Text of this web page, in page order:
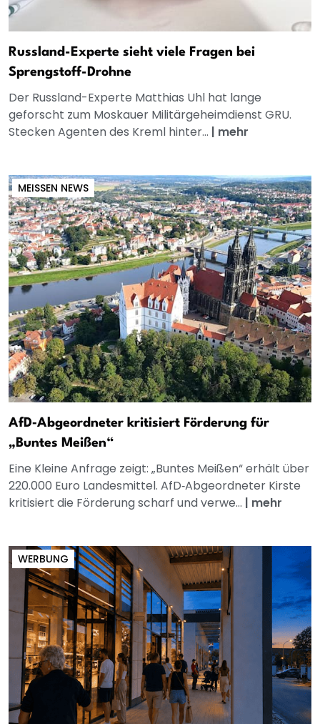
Russland-Experte sieht viele Fragen bei
Sprengstoff-Drohne
Der Russland-Experte Matthias Uhl hat lange
geforscht zum Moskauer Militärgeheimdienst GRU.
Stecken Agenten des Kreml hinter... | mehr
MEISSEN NEWS
AfD‑Abgeordneter kritisiert Förderung für
„Buntes Meißen“
Eine Kleine Anfrage zeigt: „Buntes Meißen“ erhält über
220.000 Euro Landesmittel. AfD‑Abgeordneter Kirste
kritisiert die Förderung scharf und verwe... | mehr
WERBUNG